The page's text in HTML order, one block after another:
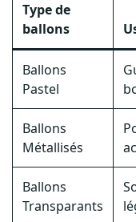
Type de
ballons
Ballons
Pastel
Ballons
Métallisés
Ballons
Transparants